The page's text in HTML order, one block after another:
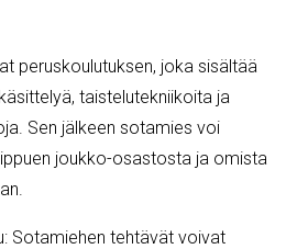
peruskoulutuksen, joka sisältää
taistelutekniikoita ja
Sen jälkeen sotamies voi
joukko-osastosta ja omista
Sotamiehen tehtävät voivat